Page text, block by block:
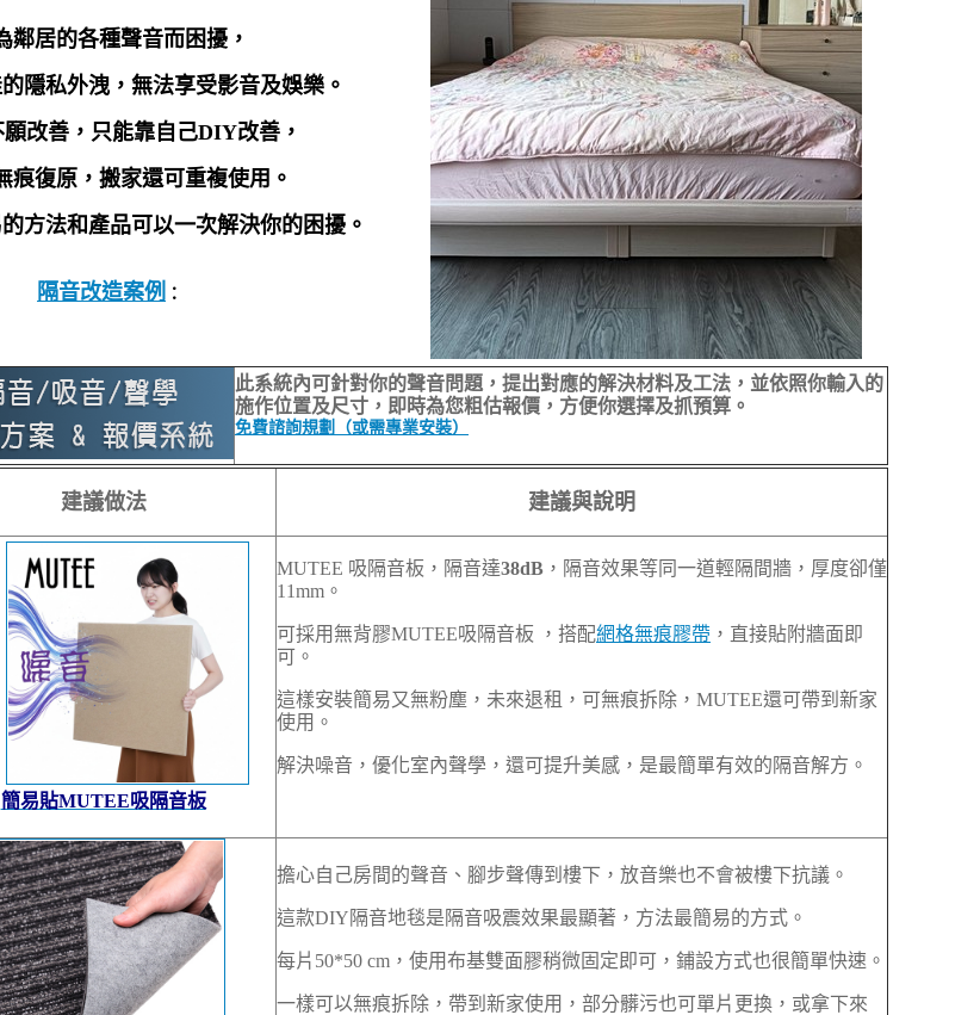
鄰居的各種聲音而困擾，
隱私外洩，無法享受影音及娛樂。
改善，只能靠自己DIY改善，
痕復原，搬家還可重複使用。
方法和產品可以一次解決你的困擾。
隔音改造案例 ：
此系統內可針對你的聲音問題，提出對應的解決材料及工法，並依照你輸入的
施作位置及尺寸，即時為您粗估報價，方便你選擇及抓預算。
免費諮詢規劃（或需專業安裝）
建議做法 建議與說明
簡易貼MUTEE吸隔音板
MUTEE 吸隔音板，隔音達38dB ，隔音效果等同一道輕隔間牆，厚度卻僅
11mm。
可採用無背膠MUTEE吸隔音板 ，搭配網格無痕膠帶 ，直接貼附牆面即
可。
這樣安裝簡易又無粉塵，未來退租，可無痕拆除，MUTEE還可帶到新家
使用。
解決噪音，優化室內聲學，還可提升美感，是最簡單有效的隔音解方。
擔心自己房間的聲音、腳步聲傳到樓下，放音樂也不會被樓下抗議。
這款DIY隔音地毯是隔音吸震效果最顯著，方法最簡易的方式。
每片50*50 cm，使用布基雙面膠稍微固定即可，鋪設方式也很簡單快速。
一樣可以無痕拆除，帶到新家使用，部分髒污也可單片更換，或拿下來